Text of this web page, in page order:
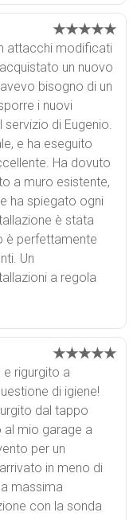
★★★★★
attacchi modificati
un nuovo
bisogno di un
i nuovi
di Eugenio.
e ha eseguito
Ha dovuto
a muro esistente,
ha spiegato ogni
è stata
è perfettamente
Un
a regola
★★★★★
rigurgito a
di igiene!
dal tappo
al mio garage a
per un
in meno di
massima
con la sonda